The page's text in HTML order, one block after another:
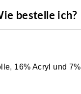
bestelle ich?
16% Acryl und 7%